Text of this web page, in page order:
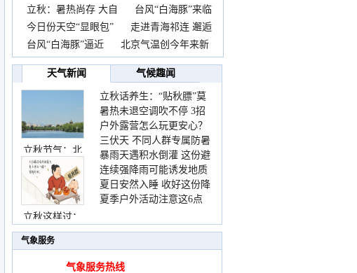
长
立秋：暑热尚存 大自
台风“白海豚”来临
前
今日份天空“显眼包”
走进青海祁连 邂逅
一
台风“白海豚”逼近
北京气温创今年来新
高
天气新闻
气候趣闻
立秋节气：北
立秋这样过：
立秋话养生：“贴秋膘”莫
着急 先清暑再防燥
暑热未退空调吹不停 3招
护住肩颈不酸痛
户外露营怎么玩更安心？
这份攻略请收好
三伏天 不同人群专属防暑
要点请收好
暴雨天遇积水倒灌 这份避
险提示请收好
连续强降雨可能诱发地质
灾害 这些前兆要知道
夏日安然入睡 收好这份降
温小贴士
夏季户外活动注意这6点
气象服务
气象服务热线